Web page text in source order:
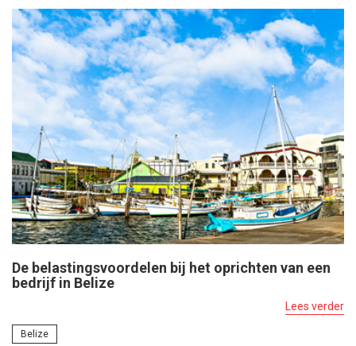
De belastingsvoordelen bij het oprichten van een
bedrijf in Belize
Lees verder
Belize